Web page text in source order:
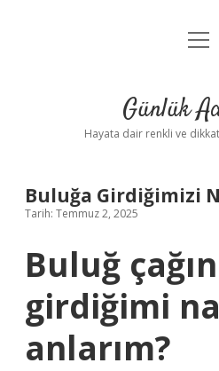
Anasayfa
Yasal
Günlük
Hayata dair renkli ve
Buluğa Girdiğimizi
Tarih: Temmuz 2, 2025
Buluğ
girdiğimi
anlarım?